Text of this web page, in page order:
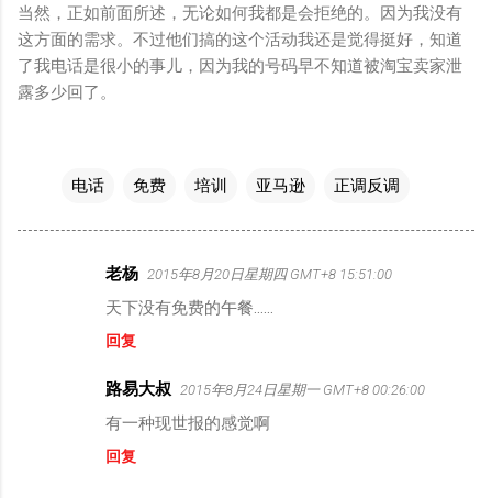
当然，正如前面所述，无论如何我都是会拒绝的。因为我没有
这方面的需求。不过他们搞的这个活动我还是觉得挺好，知道
了我电话是很小的事儿，因为我的号码早不知道被淘宝卖家泄
露多少回了。
电话 免费 培训 亚马逊 正调反调
老杨 2015年8月20日星期四 GMT+8 15:51:00
天下没有免费的午餐……
回复
路易大叔 2015年8月24日星期一 GMT+8 00:26:00
有一种现世报的感觉啊
回复